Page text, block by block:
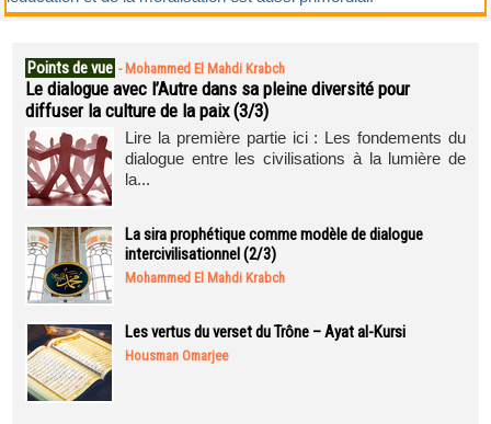
Points de vue - Mohammed El Mahdi Krabch
Le dialogue avec l’Autre dans sa pleine diversité pour
diffuser la culture de la paix (3/3)
Lire la première partie ici : Les fondements du
dialogue entre les civilisations à la lumière de
la...
La sira prophétique comme modèle de dialogue
intercivilisationnel (2/3)
Mohammed El Mahdi Krabch
Les vertus du verset du Trône – Ayat al-Kursi
Housman Omarjee